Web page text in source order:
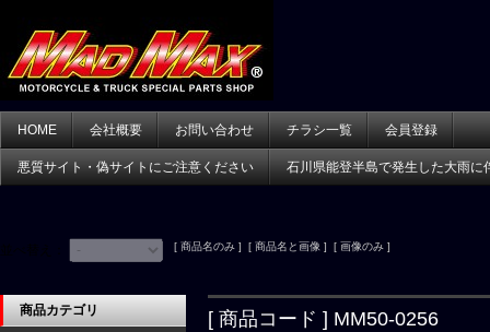
HOME 会社概要 お問い合わせ チラシ一覧 会員登録
悪質サイト・偽サイトにご注意ください 石川県能登半島で発生した大雨に
[ 商品名のみ ] [ 商品名と画像 ] [ 画像のみ ]
[ 商品コード ] MM50-0256
商品カテゴリ